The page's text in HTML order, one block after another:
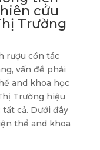
cứu
Trường
rượu cồn tác
vấn đề phải
and khoa học
Trường hiệu
cả. Dưới đây
thể and khoa